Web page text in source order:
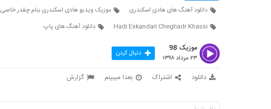
دانلود آهنگ های هادی اسکندری
موزیک ویدیو هادی اسکندری بنام چقدر خاصی
Hadi Eskandari Cheghadr Khassi
دانلود آهنگ های پاپ
موزیک 98
۲۳ مرداد ۱۳۹۸ دنبال کردن
دانلود اشتراک بعدا میبینم گزارش